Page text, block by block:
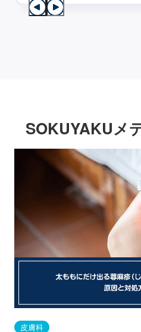
SOKUYAKUメ
皮膚科